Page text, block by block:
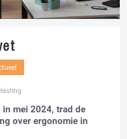
in mei 2024, trad de
over ergonomie in